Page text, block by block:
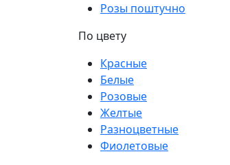
Розы поштучно
По цвету
Красные
Белые
Розовые
Желтые
Разноцветные
Фиолетовые